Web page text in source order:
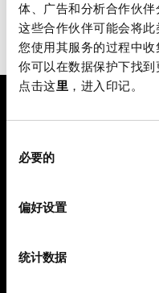
体、广告和分析合作伙伴
这些合作伙伴可能会将
您使用其服务的过程中收
你可以在数据保护下找到
点击这里 ，进入印记。
必要的
偏好设置
统计数据
留增多，体重可能会略
1-3 公斤。大多数力量型
是不利的。
Creapure
应用程序